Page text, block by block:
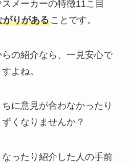
メーカーの特徴11こ目
がりがあることです。
の紹介なら、一見安心で
よね。
に意見が合わなかったり
くなりませんか？
ったり紹介した人の手前